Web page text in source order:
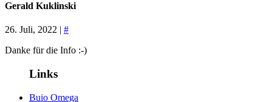
Gerald Kuklinski
26. Juli, 2022 | #
Danke für die Info :-)
Links
Buio Omega